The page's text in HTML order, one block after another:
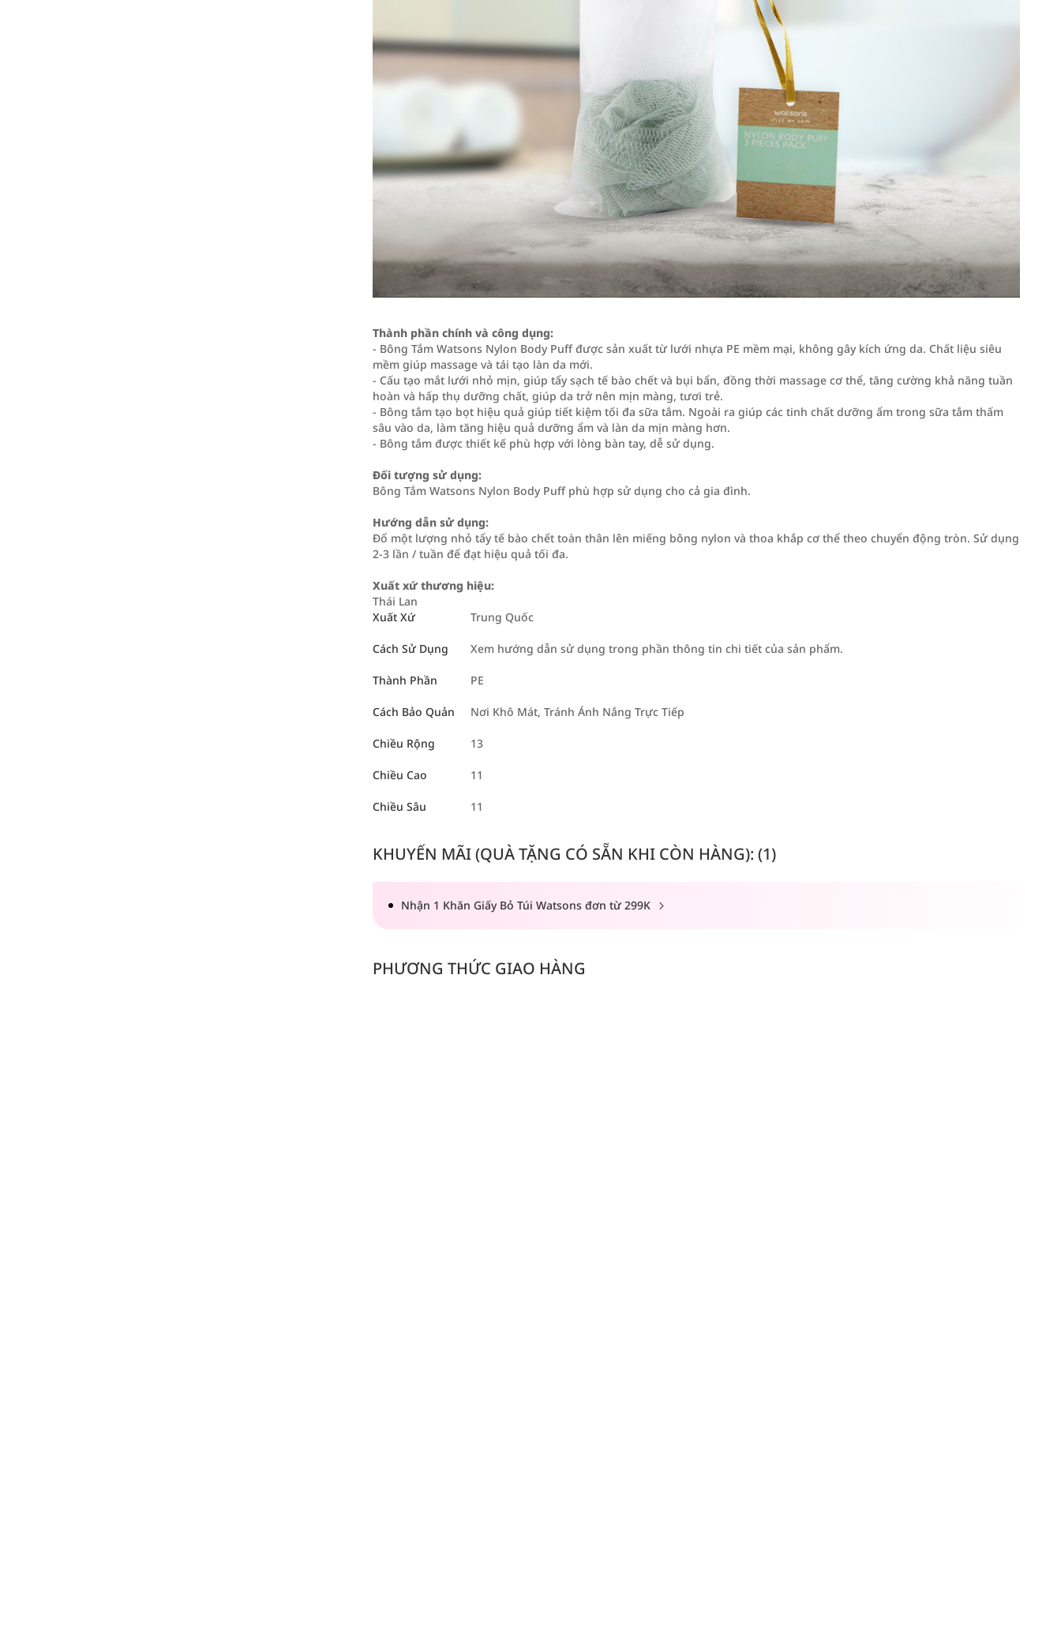
Thành phần chính và công dụng:
- Bông Tắm Watsons Nylon Body Puff được sản xuất từ lưới nhựa PE mềm mại, không gây kích ứng da. Chất liệu siêu
mềm giúp massage và tái tạo làn da mới.
- Cấu tạo mắt lưới nhỏ mịn, giúp tẩy sạch tế bào chết và bụi bẩn, đồng thời massage cơ thể, tăng cường khả năng tuần
hoàn và hấp thụ dưỡng chất, giúp da trở nên mịn màng, tươi trẻ.
- Bông tắm tạo bọt hiệu quả giúp tiết kiệm tối đa sữa tắm. Ngoài ra giúp các tinh chất dưỡng ẩm trong sữa tắm thấm
sâu vào da, làm tăng hiệu quả dưỡng ẩm và làn da mịn màng hơn.
- Bông tắm được thiết kế phù hợp với lòng bàn tay, dễ sử dụng.
Đối tượng sử dụng:
Bông Tắm Watsons Nylon Body Puff phù hợp sử dụng cho cả gia đình.
Hướng dẫn sử dụng:
Đổ một lượng nhỏ tẩy tế bào chết toàn thân lên miếng bông nylon và thoa khắp cơ thể theo chuyển động tròn. Sử dụng
2-3 lần / tuần để đạt hiệu quả tối đa.
Xuất xứ thương hiệu:
Thái Lan
Xuất Xứ
Trung Quốc
Cách Sử Dụng Xem hướng dẫn sử dụng trong phần thông tin chi tiết của sản phẩm.
Thành Phần PE
Cách Bảo Quản Nơi Khô Mát, Tránh Ánh Nắng Trực Tiếp
Chiều Rộng 13
Chiều Cao 11
Chiều Sâu 11
KHUYẾN MÃI (QUÀ TẶNG CÓ SẴN KHI CÒN HÀNG): (1)
Nhận 1 Khăn Giấy Bỏ Túi Watsons đơn từ 299K
PHƯƠNG THỨC GIAO HÀNG